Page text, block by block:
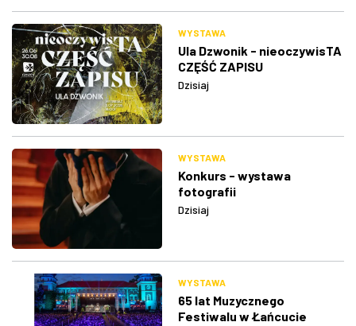
WYSTAWA
Ula Dzwonik - nieoczywisTA
CZĘŚĆ ZAPISU
Dzisiaj
WYSTAWA
Konkurs - wystawa
fotografii
Dzisiaj
WYSTAWA
65 lat Muzycznego
Festiwalu w Łańcucie